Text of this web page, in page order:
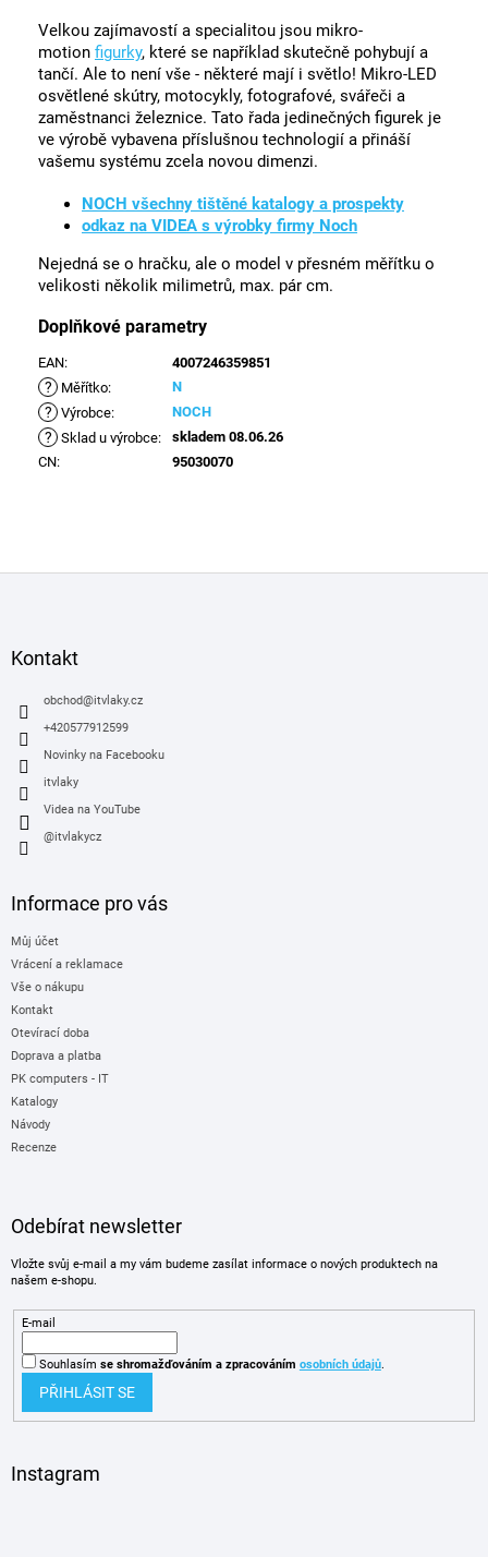
Velkou zajímavostí a specialitou jsou mikro-
motion figurky, které se například skutečně pohybují a
tančí. Ale to není vše - některé mají i světlo! Mikro-LED
osvětlené skútry, motocykly, fotografové, svářeči a
zaměstnanci železnice. Tato řada jedinečných figurek je
ve výrobě vybavena příslušnou technologií a přináší
vašemu systému zcela novou dimenzi.
NOCH všechny tištěné katalogy a prospekty
odkaz na VIDEA s výrobky firmy Noch
Nejedná se o hračku, ale o model v přesném měřítku o
velikosti několik milimetrů, max. pár cm.
Doplňkové parametry
EAN: 4007246359851
? Měřítko: N
? Výrobce: NOCH
? Sklad u výrobce:
skladem 08.06.26
CN: 95030070
Kontakt
obchod@itvlaky.cz
+420577912599
Novinky na Facebooku
itvlaky
Videa na YouTube
@itvlakycz
Informace pro vás
Můj účet
Vrácení a reklamace
Vše o nákupu
Kontakt
Otevírací doba
Doprava a platba
PK computers - IT
Katalogy
Návody
Recenze
Odebírat newsletter
Vložte svůj e-mail a my vám budeme zasílat informace o nových produktech na
našem e-shopu.
E-mail
Souhlasím se shromažďováním a zpracováním osobních údajů.
PŘIHLÁSIT SE
Instagram